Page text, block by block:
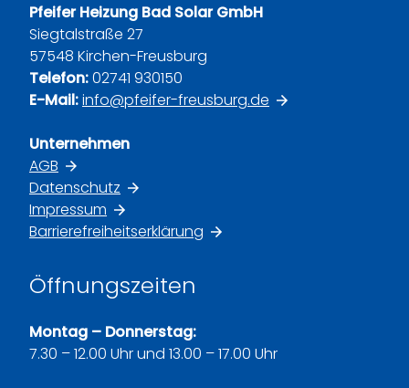
Pfeifer Heizung Bad Solar GmbH
Siegtalstraße 27
57548 Kirchen-Freusburg
Telefon:02741 930150
E-Mail:info@pfeifer-freusburg.de
Unternehmen
AGB
Datenschutz
Impressum
Barrierefreiheitserklärung
Öffnungszeiten
Montag – Donnerstag:
7.30 – 12.00 Uhr und 13.00 – 17.00 Uhr